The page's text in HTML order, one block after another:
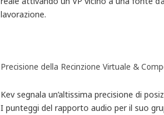
lavorazione.
Precisione della Recinzione Virtuale &
Kev segnala un’altissima precisione di
I punteggi del rapporto audio per il suo